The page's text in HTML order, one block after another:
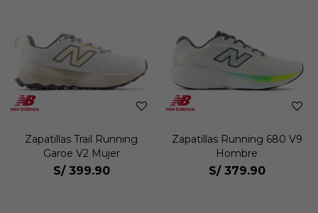
Zapatillas Trail Running
Garoe V2 Mujer
S/ 399.90
Zapatillas Running 680 V9
Hombre
S/ 379.90